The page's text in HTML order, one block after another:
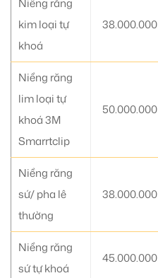
Niềng răng
kim loại tự
khoá
38.000.000
Niềng răng
lim loại tự
khoá 3M
Smarrtclip
50.000.000
Niềng răng
sứ/ pha lê
thường
38.000.000
Niềng răng
sứ tự khoá
45.000.000